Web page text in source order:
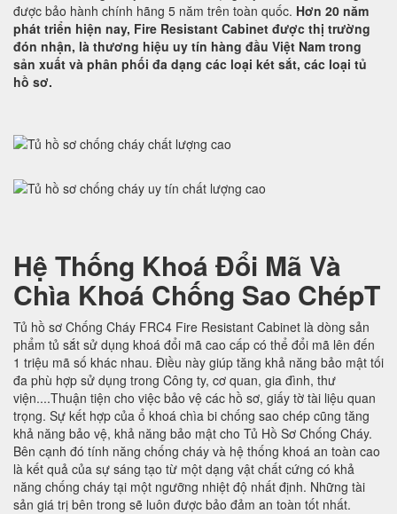
được bảo hành chính hãng 5 năm trên toàn quốc. Hơn 20 năm
phát triển hiện nay, Fire Resistant Cabinet được thị trường
đón nhận, là thương hiệu uy tín hàng đầu Việt Nam trong
sản xuất và phân phối đa dạng các loại két sắt, các loại tủ
hồ sơ.
Hệ Thống Khoá Đổi Mã Và
Chìa Khoá Chống Sao ChépT
Tủ hồ sơ Chống Cháy FRC4 Fire Resistant Cabinet là dòng sản
phẩm tủ sắt sử dụng khoá đổi mã cao cấp có thể đổi mã lên đến
1 triệu mã số khác nhau. Điều này giúp tăng khả năng bảo mật tối
đa phù hợp sử dụng trong Công ty, cơ quan, gia đình, thư
viện....Thuận tiện cho việc bảo vệ các hồ sơ, giấy tờ tài liệu quan
trọng. Sự kết hợp của ổ khoá chìa bi chống sao chép cũng tăng
khả năng bảo vệ, khả năng bảo mật cho Tủ Hồ Sơ Chống Cháy.
Bên cạnh đó tính năng chống cháy và hệ thống khoá an toàn cao
là kết quả của sự sáng tạo từ một dạng vật chất cứng có khả
năng chống cháy tại một ngưỡng nhiệt độ nhất định. Những tài
sản giá trị bên trong sẽ luôn được bảo đảm an toàn tốt nhất.